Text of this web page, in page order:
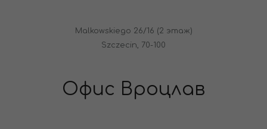
Malkowskiego 26/16 (2 этаж)
Szczecin, 70-100
Офис Вроцлав